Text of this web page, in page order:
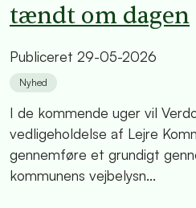
tændt om dagen
Publiceret 29-05-2026
Nyhed
I de kommende uger vil
vedligeholdelse af Lejre
gennemføre et grundigt
kommunens vejbelysn...